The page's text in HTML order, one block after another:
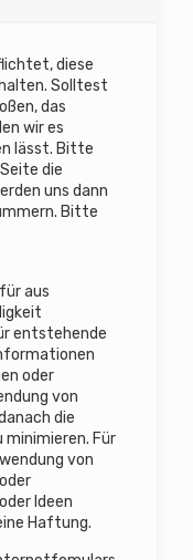
diese
Solltest
das
wir es
lässt. Bitte
die
uns dann
Bitte
aus
entstehende
oder
von
die
Für
von
Ideen
Haftung.